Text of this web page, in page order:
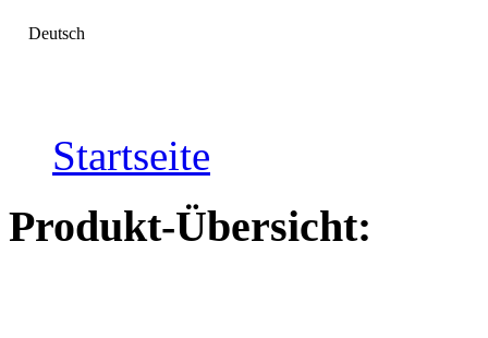
Deutsch
Startseite
Produkt-Übersicht: